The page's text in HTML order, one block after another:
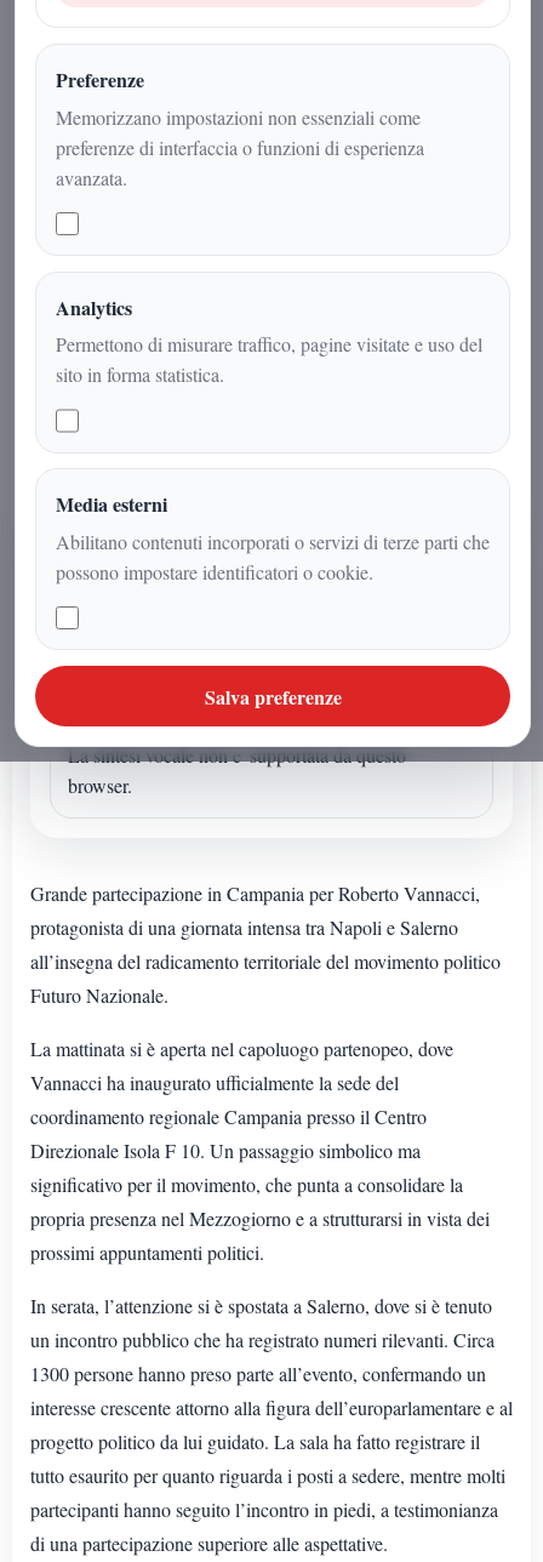
Doppia tappa tra Napoli e Salerno per
l’europarlamentare: inaugurata la
sede regionale e incontro pubblico con
oltre mille partecipanti
Ascolta o avvia la sintesi
Se l'articolo non ha un audio dedicato puoi avviare la
Sintesi vocale browser
La sintesi vocale non e' supportata da questo
browser.
Grande partecipazione in Campania per Roberto Vannacci,
protagonista di una giornata intensa tra Napoli e Salerno
all’insegna del radicamento territoriale del movimento politico
Futuro Nazionale.
La mattinata si è aperta nel capoluogo partenopeo, dove
Vannacci ha inaugurato ufficialmente la sede del
coordinamento regionale Campania presso il Centro
Direzionale Isola F 10. Un passaggio simbolico ma
significativo per il movimento, che punta a consolidare la
propria presenza nel Mezzogiorno e a strutturarsi in vista dei
prossimi appuntamenti politici.
In serata, l’attenzione si è spostata a Salerno, dove si è tenuto
un incontro pubblico che ha registrato numeri rilevanti. Circa
1300 persone hanno preso parte all’evento, confermando un
interesse crescente attorno alla figura dell’europarlamentare e al
progetto politico da lui guidato. La sala ha fatto registrare il
tutto esaurito per quanto riguarda i posti a sedere, mentre molti
partecipanti hanno seguito l’incontro in piedi, a testimonianza
di una partecipazione superiore alle aspettative.
Preferenze
Memorizzano impostazioni non essenziali come
preferenze di interfaccia o funzioni di esperienza
avanzata.
Analytics
Permettono di misurare traffico, pagine visitate e uso del
sito in forma statistica.
Media esterni
Abilitano contenuti incorporati o servizi di terze parti che
possono impostare identificatori o cookie.
Salva preferenze